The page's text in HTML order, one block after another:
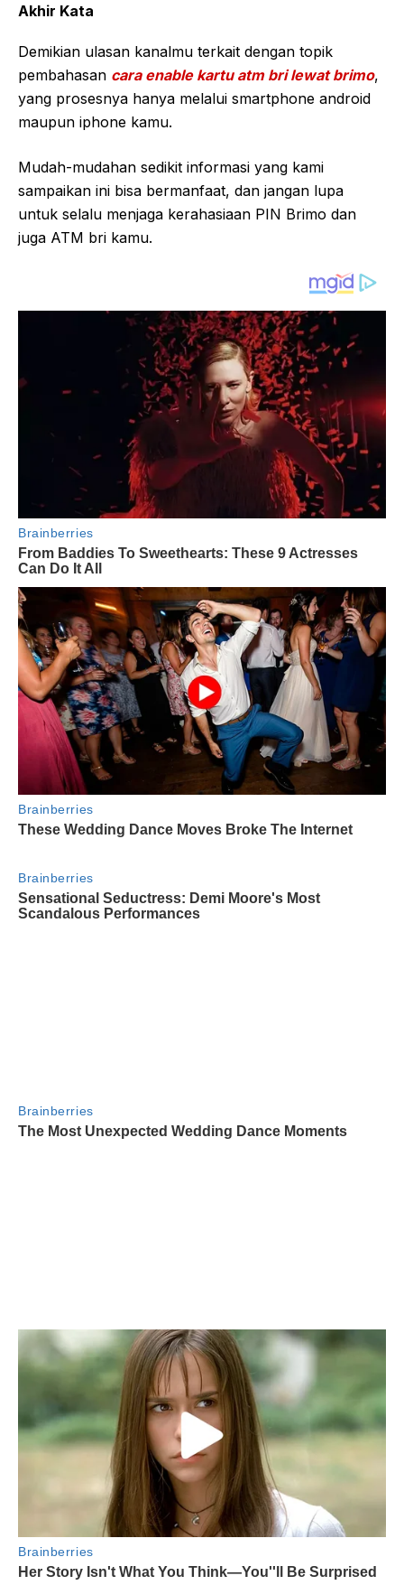
Akhir Kata
Demikian ulasan kanalmu terkait dengan topik
pembahasan cara enable kartu atm bri lewat brimo,
yang prosesnya hanya melalui smartphone android
maupun iphone kamu.
Mudah-mudahan sedikit informasi yang kami
sampaikan ini bisa bermanfaat, dan jangan lupa
untuk selalu menjaga kerahasiaan PIN Brimo dan
juga ATM bri kamu.